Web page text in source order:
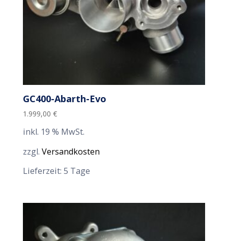
GC400-Abarth-Evo
1.999,00 €
inkl. 19 % MwSt.
zzgl. Versandkosten
Lieferzeit: 5 Tage